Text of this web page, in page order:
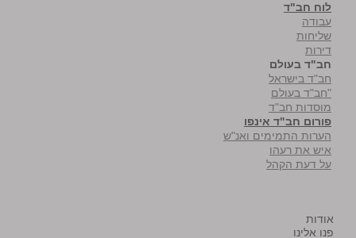
לוח חב"ד
עבודה
שליחות
דירות
חב"ד בעולם
חב"ד בישראל
"חב"ד בעולם
מוסדות חב"ד
פורום חב"ד אינפו
הערות התמימים ואנ"ש
איש את רעהו
על דעת הקהל
אודות
פנו אלינו